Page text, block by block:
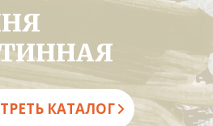
КАТАЛОГ